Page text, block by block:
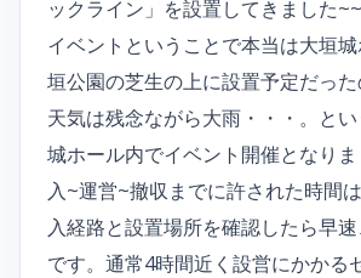
ックライン」を設置してきました
イベントということで本当は大垣
垣公園の芝生の上に設置予定だっ
天気は残念ながら大雨・・・。と
城ホール内でイベント開催となり
入~運営~撤収までに許された時間
入経路と設置場所を確認したら早
です。通常4時間近く設営にかかる